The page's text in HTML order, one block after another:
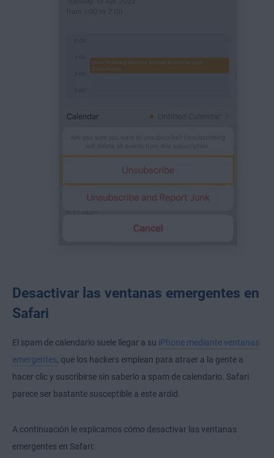
Desactivar las ventanas emergentes en
Safari
El spam de calendario suele llegar a su iPhone mediante ventanas
emergentes, que los hackers emplean para atraer a la gente a
hacer clic y suscribirse sin saberlo a spam de calendario. Safari
parece ser bastante susceptible a este ardid.
A continuación le explicamos cómo desactivar las ventanas
emergentes en Safari: